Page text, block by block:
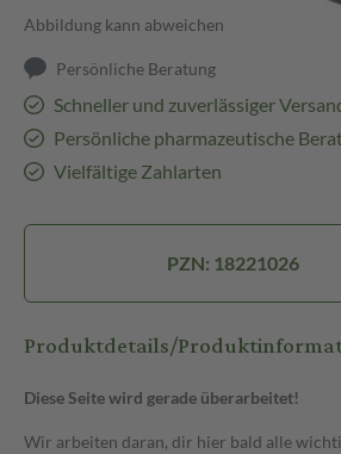
Abbildung kann abweichen
Persönliche Beratung
Schneller und zuverlässiger
Persönliche pharmazeutische
Vielfältige Zahlarten
PZN: 18221026
Produktdetails/
Diese Seite wird gerade überarbeitet!
Wir arbeiten daran, dir hier bald alle